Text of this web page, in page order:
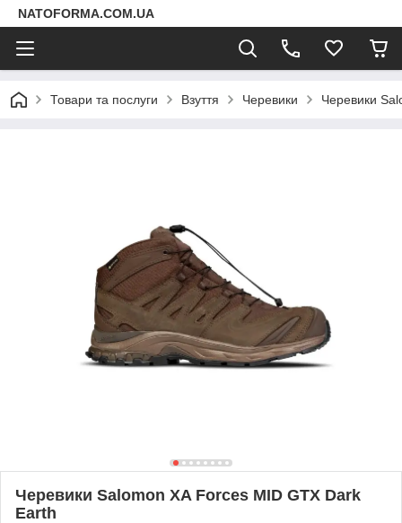
NATOFORMA.COM.UA
Товари та послуги Взуття Черевики Черевики
Черевики Salomon XA Forces MID GTX Dark
Earth